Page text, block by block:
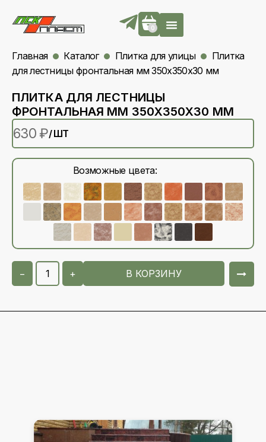
0
Главная Каталог Плитка для улицы
Плитка
для лестницы фронтальная мм 350х350х30 мм
ПЛИТКА ДЛЯ ЛЕСТНИЦЫ
ФРОНТАЛЬНАЯ ММ 350Х350Х30 ММ
630 ₽/ ШТ
Возможные цвета:
− + В КОРЗИНУ